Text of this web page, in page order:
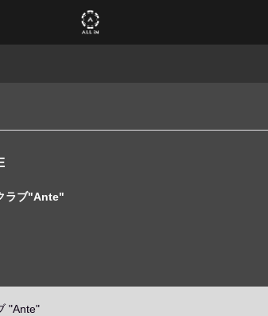
ラブ"Ante"
"Ante"